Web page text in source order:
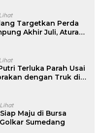
Targetkan Perda
Akhir Juli, Aturan
Terluka Parah Usai
dengan Truk di
Maju di Bursa
Sumedang